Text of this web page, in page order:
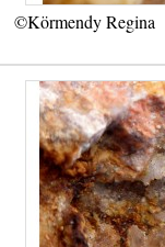
©Körmendy Regina